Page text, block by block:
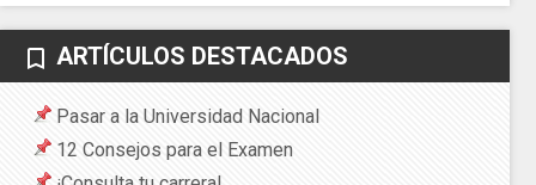
bookmark_border ARTÍCULOS DESTACADOS
Pasar a la Universidad Nacional
12 Consejos para el Examen